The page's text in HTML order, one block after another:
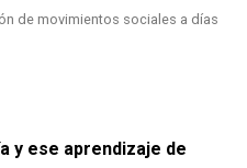
y ese aprendizaje de